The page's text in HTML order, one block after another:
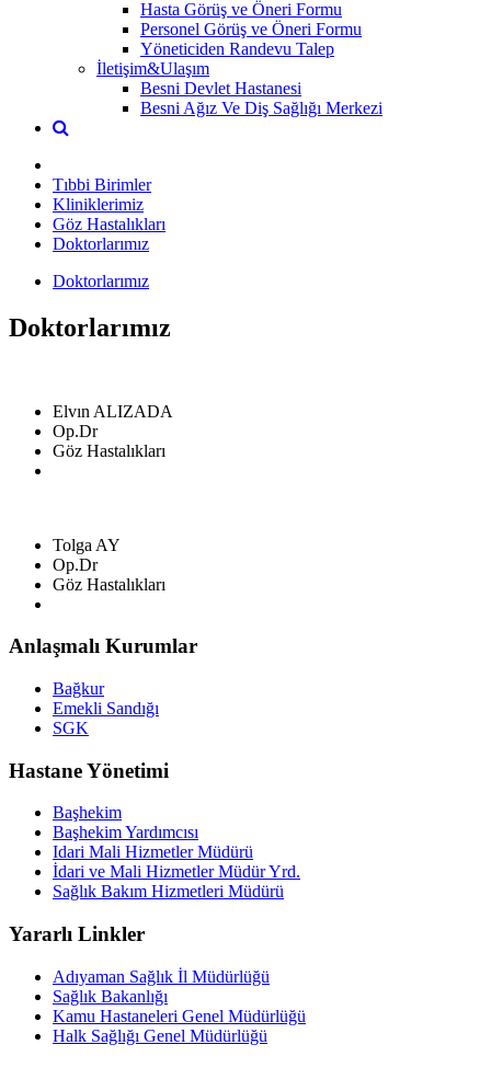
Hasta Görüş ve Öneri Formu
Personel Görüş ve Öneri Formu
Yöneticiden Randevu Talep
İletişim&Ulaşım
Besni Devlet Hastanesi
Besni Ağız Ve Diş Sağlığı Merkezi
Tıbbi Birimler
Kliniklerimiz
Göz Hastalıkları
Doktorlarımız
Doktorlarımız
Doktorlarımız
Elvın ALIZADA
Op.Dr
Göz Hastalıkları
Tolga AY
Op.Dr
Göz Hastalıkları
Anlaşmalı Kurumlar
Bağkur
Emekli Sandığı
SGK
Hastane Yönetimi
Başhekim
Başhekim Yardımcısı
Idari Mali Hizmetler Müdürü
İdari ve Mali Hizmetler Müdür Yrd.
Sağlık Bakım Hizmetleri Müdürü
Yararlı Linkler
Adıyaman Sağlık İl Müdürlüğü
Sağlık Bakanlığı
Kamu Hastaneleri Genel Müdürlüğü
Halk Sağlığı Genel Müdürlüğü